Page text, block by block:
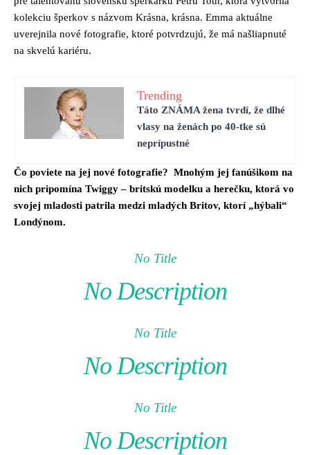
kolekciu šperkov s názvom Krásna, krásna. Emma aktuálne
uverejnila nové fotografie, ktoré potvrdzujú, že má našliapnuté
na skvelú kariéru.
Trending
Táto ZNÁMA žena tvrdí, že dlhé
vlasy na ženách po 40-tke sú
neprípustné
Čo poviete na jej nové fotografie? Mnohým jej fanúšikom na
nich pripomína Twiggy – britskú modelku a herečku, ktorá vo
svojej mladosti patrila medzi mladých Britov, ktorí „hýbali“
Londýnom.
No Title
No Description
No Title
No Description
No Title
No Description